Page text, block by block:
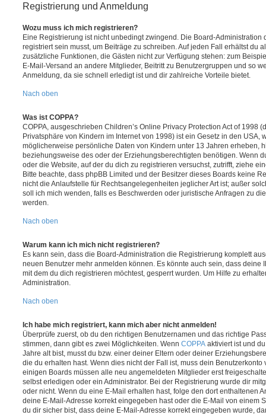
Registrierung und Anmeldung
Wozu muss ich mich registrieren?
Eine Registrierung ist nicht unbedingt zwingend. Die Board-Administration
registriert sein musst, um Beiträge zu schreiben. Auf jeden Fall erhältst du
zusätzliche Funktionen, die Gästen nicht zur Verfügung stehen: zum
E-Mail-Versand an andere Mitglieder, Beitritt zu Benutzergruppen und so
Anmeldung, da sie schnell erledigt ist und dir zahlreiche Vorteile bietet.
Nach oben
Was ist COPPA?
COPPA, ausgeschrieben Children’s Online Privacy Protection Act of 1998
Privatsphäre von Kindern im Internet von 1998) ist ein Gesetz in den USA,
möglicherweise persönliche Daten von Kindern unter 13 Jahren erheben,
beziehungsweise des oder der Erziehungsberechtigten benötigen. Wenn
oder die Website, auf der du dich zu registrieren versuchst, zutrifft, ziehe
Bitte beachte, dass phpBB Limited und der Besitzer dieses Boards keine
nicht die Anlaufstelle für Rechtsangelegenheiten jeglicher Art ist; außer
soll ich mich wenden, falls es Beschwerden oder juristische Anfragen zu
werden.
Nach oben
Warum kann ich mich nicht registrieren?
Es kann sein, dass die Board-Administration die Registrierung komplett
neuen Benutzer mehr anmelden können. Es könnte auch sein, dass deine
mit dem du dich registrieren möchtest, gesperrt wurden. Um Hilfe zu
Administration.
Nach oben
Ich habe mich registriert, kann mich aber nicht anmelden!
Überprüfe zuerst, ob du den richtigen Benutzernamen und das richtige
stimmen, dann gibt es zwei Möglichkeiten. Wenn COPPA aktiviert ist und
Jahre alt bist, musst du bzw. einer deiner Eltern oder deiner
die du erhalten hast. Wenn dies nicht der Fall ist, muss dein
einigen Boards müssen alle neu angemeldeten Mitglieder erst
selbst erledigen oder ein Administrator. Bei der Registrierung wurde dir
oder nicht. Wenn du eine E-Mail erhalten hast, folge den dort enthaltenen
deine E-Mail-Adresse korrekt eingegeben hast oder die E-Mail von einem
du dir sicher bist, dass deine E-Mail-Adresse korrekt eingegeben wurde,